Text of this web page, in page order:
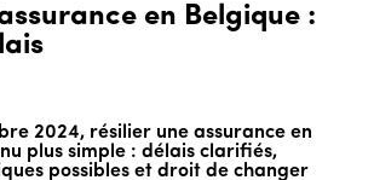
en Belgique :
2024, résilier une assurance en
plus simple : délais clarifiés,
possibles et droit de changer